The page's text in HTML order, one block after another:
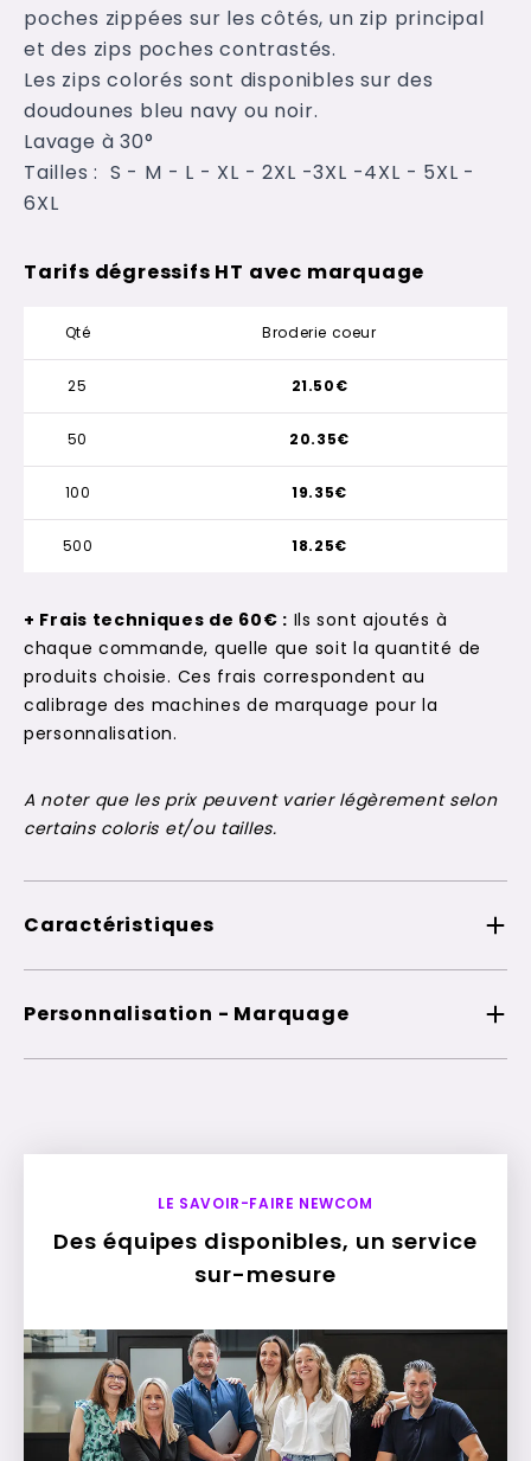
poches zippées sur les côtés, un zip principal
et des zips poches contrastés.
Les zips colorés sont disponibles sur des
doudounes bleu navy ou noir.
Lavage à 30°
Tailles : S - M - L - XL - 2XL -3XL -4XL - 5XL -
6XL
Tarifs dégressifs HT avec marquage
Qté Broderie coeur
25
50
100
500
21.50€
20.35€
19.35€
18.25€
+ Frais techniques de 60€ : Ils sont ajoutés à
chaque commande, quelle que soit la quantité de
produits choisie. Ces frais correspondent au
calibrage des machines de marquage pour la
personnalisation.
A noter que les prix peuvent varier légèrement selon
certains coloris et/ou tailles.
Caractéristiques
Personnalisation - Marquage
LE SAVOIR-FAIRE NEWCOM
Des équipes disponibles, un service
sur-mesure